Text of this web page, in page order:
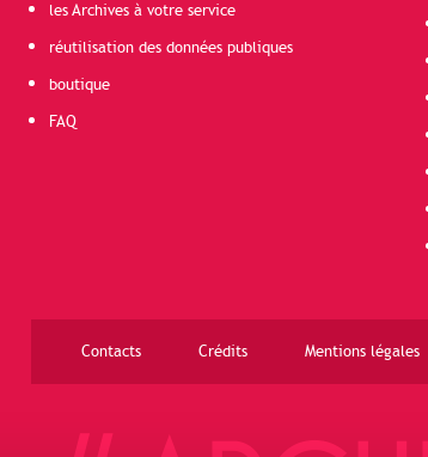
les Archives à votre service
réutilisation des données publiques
boutique
FAQ
Contacts Crédits Mentions légales